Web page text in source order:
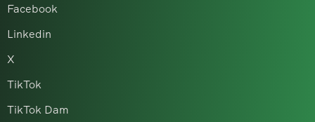
Facebook
Linkedin
X
TikTok
TikTok Dam